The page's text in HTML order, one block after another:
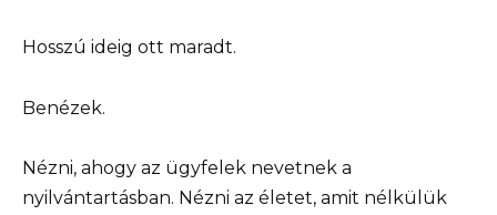
Hosszú ideig ott maradt.
Benézek.
Nézni, ahogy az ügyfelek nevetnek a
nyilvántartásban. Nézni az életet, amit nélkülük